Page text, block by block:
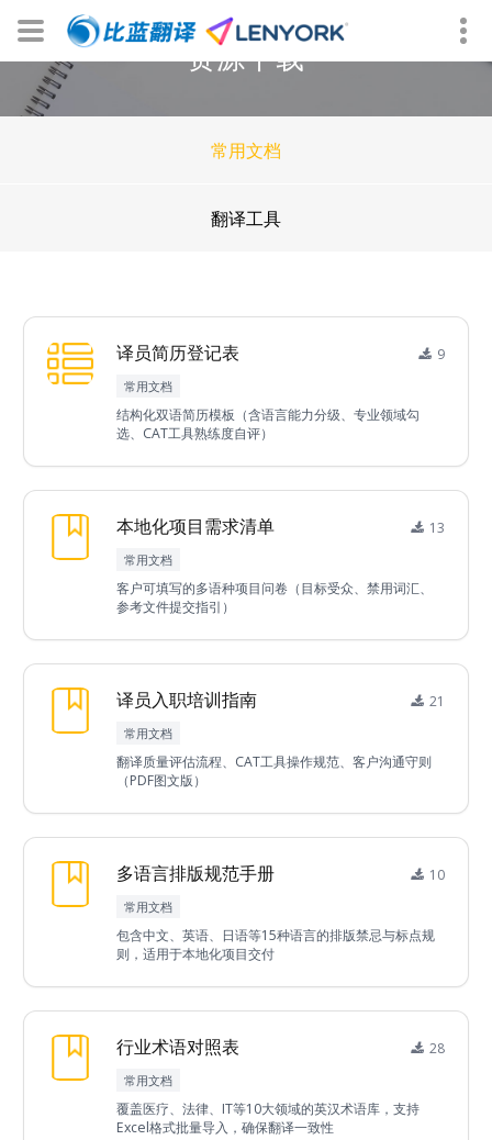
资源下载
常用文档
翻译工具
译员简历登记表 9
常用文档
结构化双语简历模板（含语言能力分级、专业领域勾
选、CAT工具熟练度自评）
本地化项目需求清单 13
常用文档
客户可填写的多语种项目问卷（目标受众、禁用词汇、
参考文件提交指引）
译员入职培训指南 21
常用文档
翻译质量评估流程、CAT工具操作规范、客户沟通守则
（PDF图文版）
多语言排版规范手册 10
常用文档
包含中文、英语、日语等15种语言的排版禁忌与标点规
则，适用于本地化项目交付
行业术语对照表 28
常用文档
覆盖医疗、法律、IT等10大领域的英汉术语库，支持
Excel格式批量导入，确保翻译一致性